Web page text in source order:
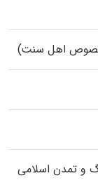
اهل سنت)
و تمدن اسلامی